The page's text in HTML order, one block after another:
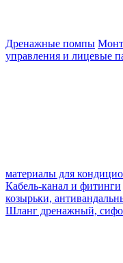
Дренажные помпы
управления и лицевые
материалы для
Кабель-канал и фитинги
козырьки,
Шланг дренажный,